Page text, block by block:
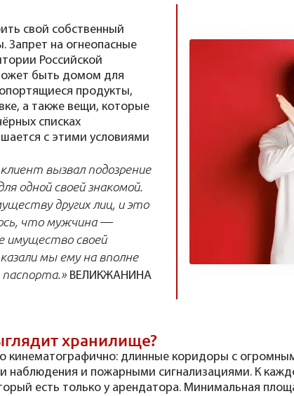
свой собственный
Запрет на огнеопасные
Российской
быть домом для
продукты,
а также вещи, которые
списках
с этими условиями
вызвал подозрение
одной своей знакомой.
других лиц, и это
что мужчина —
имущество своей
мы ему на вполне
паспорта.» ВЕЛИКЖАНИНА
хранилище?
кинематографично: длинные коридоры с
наблюдения и пожарными сигнализациями. К
есть только у арендатора. Минимальная